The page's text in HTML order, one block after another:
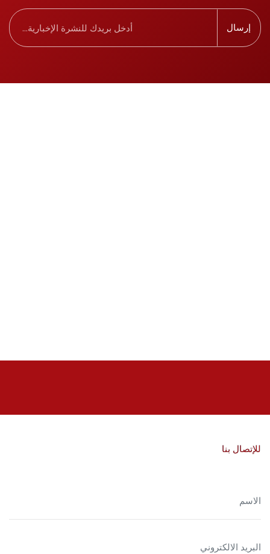
للإتصال بنا